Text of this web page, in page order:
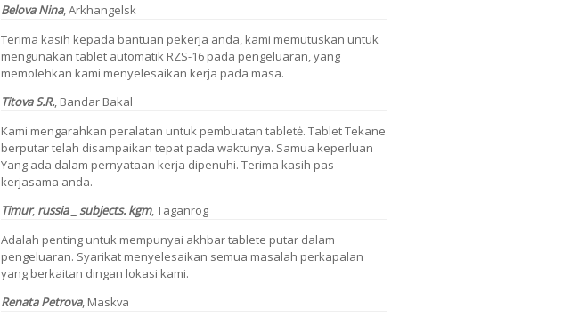
Belova Nina,Arkhangelsk
Terima kasih kepada bantuan pekerja anda, kami memutuskan untuk
mengunakan tablet automatik RZS-16 pada pengeluaran, yang
memolehkan kami menyelesaikan kerja pada masa.
TitovaS.R., Bandar Bakal
Kami mengarahkan peralatan untuk pembuatan tabletė. Tablet Tekane
berputar telah disampaikan tepat pada waktunya. Samua keperluan
Yang ada dalam pernyataan kerja dipenuhi. Terima kasih pas
kerjasama anda.
Timur, russia _ subjects. kgm, Taganrog
Adalah penting untuk mempunyai akhbar tablete putar dalam
pengeluaran. Syarikat menyelesaikan semua masalah perkapalan
yang berkaitan dingan lokasi kami.
Renata Petrova, Maskva